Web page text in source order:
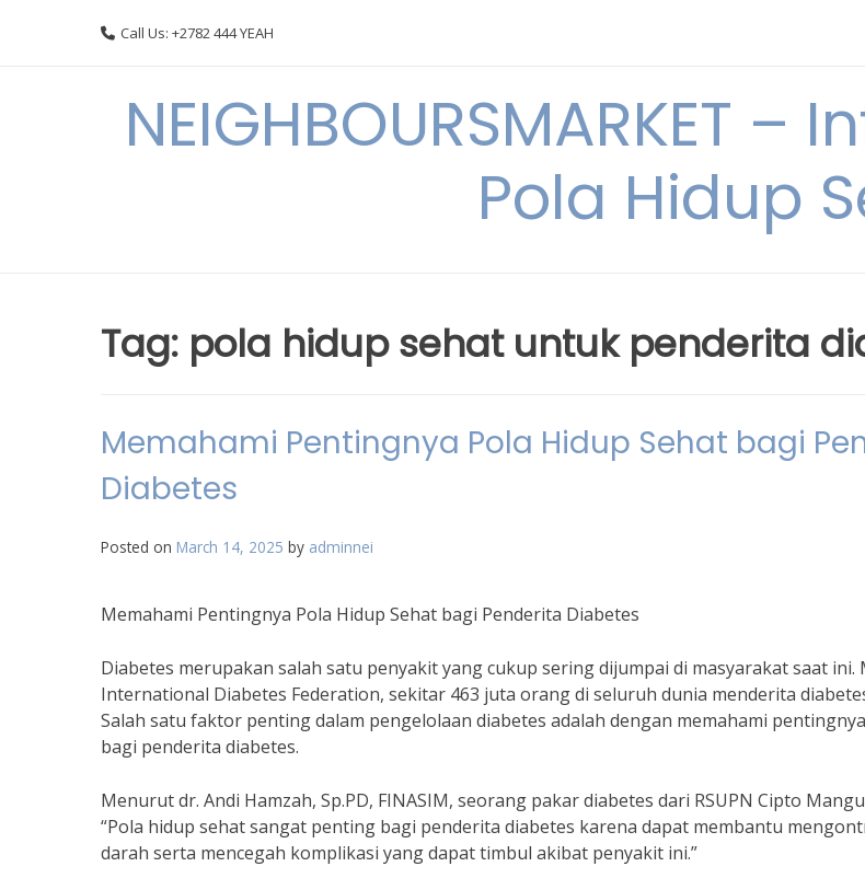
Call Us: +2782 444 YEAH
NEIGHBOURSMARKET
Pola Hidup
Tag: pola hidup sehat untuk penderita
Memahami Pentingnya Pola Hidup Sehat bagi
Diabetes
Posted on March 14, 2025 by adminnei
Memahami Pentingnya Pola Hidup Sehat bagi Penderita Diabetes
Diabetes merupakan salah satu penyakit yang cukup sering dijumpai di masyarakat saat
International Diabetes Federation, sekitar 463 juta orang di seluruh dunia menderita
Salah satu faktor penting dalam pengelolaan diabetes adalah dengan memahami
bagi penderita diabetes.
Menurut dr. Andi Hamzah, Sp.PD, FINASIM, seorang pakar diabetes dari RSUPN Cipto
“Pola hidup sehat sangat penting bagi penderita diabetes karena dapat membantu
darah serta mencegah komplikasi yang dapat timbul akibat penyakit ini.”